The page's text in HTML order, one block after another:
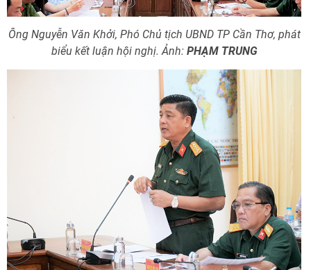
Ông Nguyễn Văn Khởi, Phó Chủ tịch UBND TP Cần Thơ, phát
biểu kết luận hội nghị. Ảnh: PHẠM TRUNG